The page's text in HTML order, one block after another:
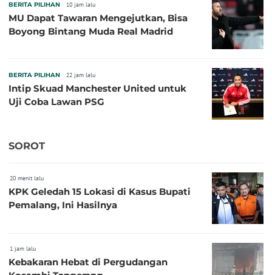
BERITA PILIHAN 10 jam lalu
MU Dapat Tawaran Mengejutkan, Bisa
Boyong Bintang Muda Real Madrid
BERITA PILIHAN 22 jam lalu
Intip Skuad Manchester United untuk
Uji Coba Lawan PSG
SOROT
20 menit lalu
KPK Geledah 15 Lokasi di Kasus Bupati
Pemalang, Ini Hasilnya
1 jam lalu
Kebakaran Hebat di Pergudangan